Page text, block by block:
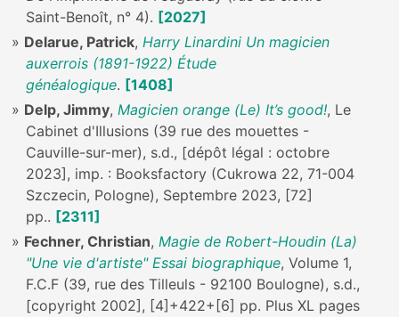
Saint-Benoît, n° 4). [2027]
Delarue, Patrick, Harry Linardini Un magicien
auxerrois (1891-1922) Étude
généalogique. [1408]
Delp, Jimmy, Magicien orange (Le) It’s good!, Le
Cabinet d'Illusions (39 rue des mouettes -
Cauville-sur-mer), s.d., [dépôt légal : octobre
2023], imp. : Booksfactory (Cukrowa 22, 71-004
Szczecin, Pologne), Septembre 2023, [72]
pp.. [2311]
Fechner, Christian, Magie de Robert-Houdin (La)
"Une vie d'artiste" Essai biographique, Volume 1,
F.C.F (39, rue des Tilleuls - 92100 Boulogne), s.d.,
[copyright 2002], [4]+422+[6] pp. Plus XL pages